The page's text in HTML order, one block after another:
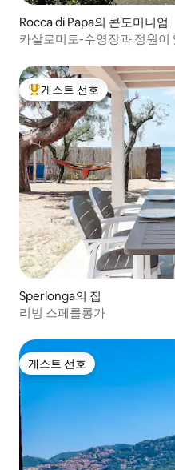
Rocca di Papa의 콘도미니엄
카살로미토-수영장과 정원이
상위 게스트 선호
게스트 선호
Sperlonga의 집
리빙 스페를롱가
게스트 선호
게스트 선호